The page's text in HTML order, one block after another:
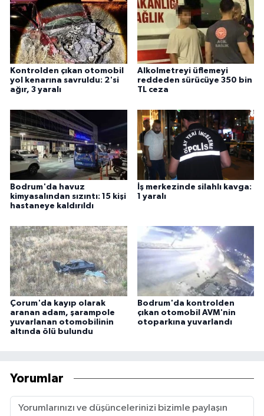
Kontrolden çıkan otomobil
yol kenarına savruldu: 2'si
ağır, 3 yaralı
Alkolmetreyi üflemeyi
reddeden sürücüye 350 bin
TL ceza
Bodrum'da havuz
kimyasalından sızıntı: 15 kişi
hastaneye kaldırıldı
İş merkezinde silahlı kavga:
1 yaralı
Çorum'da kayıp olarak
aranan adam, şarampole
yuvarlanan otomobilinin
altında ölü bulundu
Bodrum'da kontrolden
çıkan otomobil AVM'nin
otoparkına yuvarlandı
Yorumlar